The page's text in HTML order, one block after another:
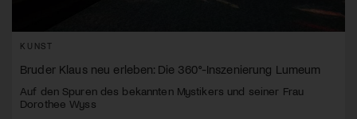
KUNST
Bruder Klaus neu erleben: Die 360°-Inszenierung Lumeum
Auf den Spuren des bekannten Mystikers und seiner Frau
Dorothee Wyss